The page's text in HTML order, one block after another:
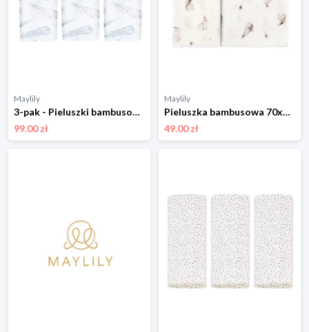
Maylily
3-pak - Pieluszki bambusowe 50x50 - Niebiańskie piórka
99.00 zł
Maylily
Pieluszka bambusowa 70x70 - Szaraczki
49.00 zł